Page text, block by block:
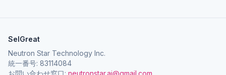
SelGreat
Neutron Star Technology Inc.
統一番号: 83114084